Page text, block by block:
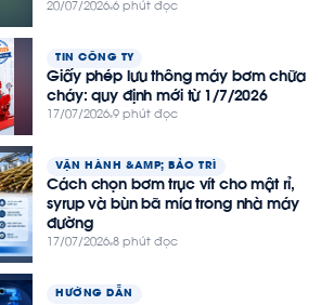
20/07/2026 6 phút đọc
TIN CÔNG TY
Giấy phép lưu thông máy bơm chữa
cháy: quy định mới từ 1/7/2026
17/07/2026 9 phút đọc
VẬN HÀNH &AMP; BẢO TRÌ
Cách chọn bơm trục vít cho mật rỉ,
syrup và bùn bã mía trong nhà máy
đường
17/07/2026 8 phút đọc
HƯỚNG DẪN